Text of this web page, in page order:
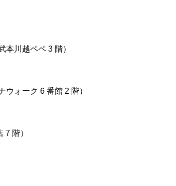
川越ペペ 3 階）
ォーク 6 番館 2 階）
階）